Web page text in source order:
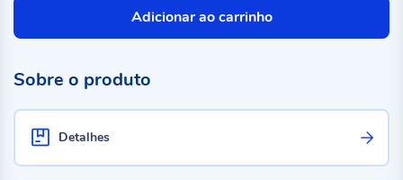
Adicionar ao carrinho
Sobre o produto
Detalhes